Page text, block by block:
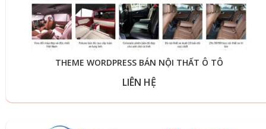
THEME WORDPRESS BÁN NỘI THẤT Ô TÔ
LIÊN HỆ